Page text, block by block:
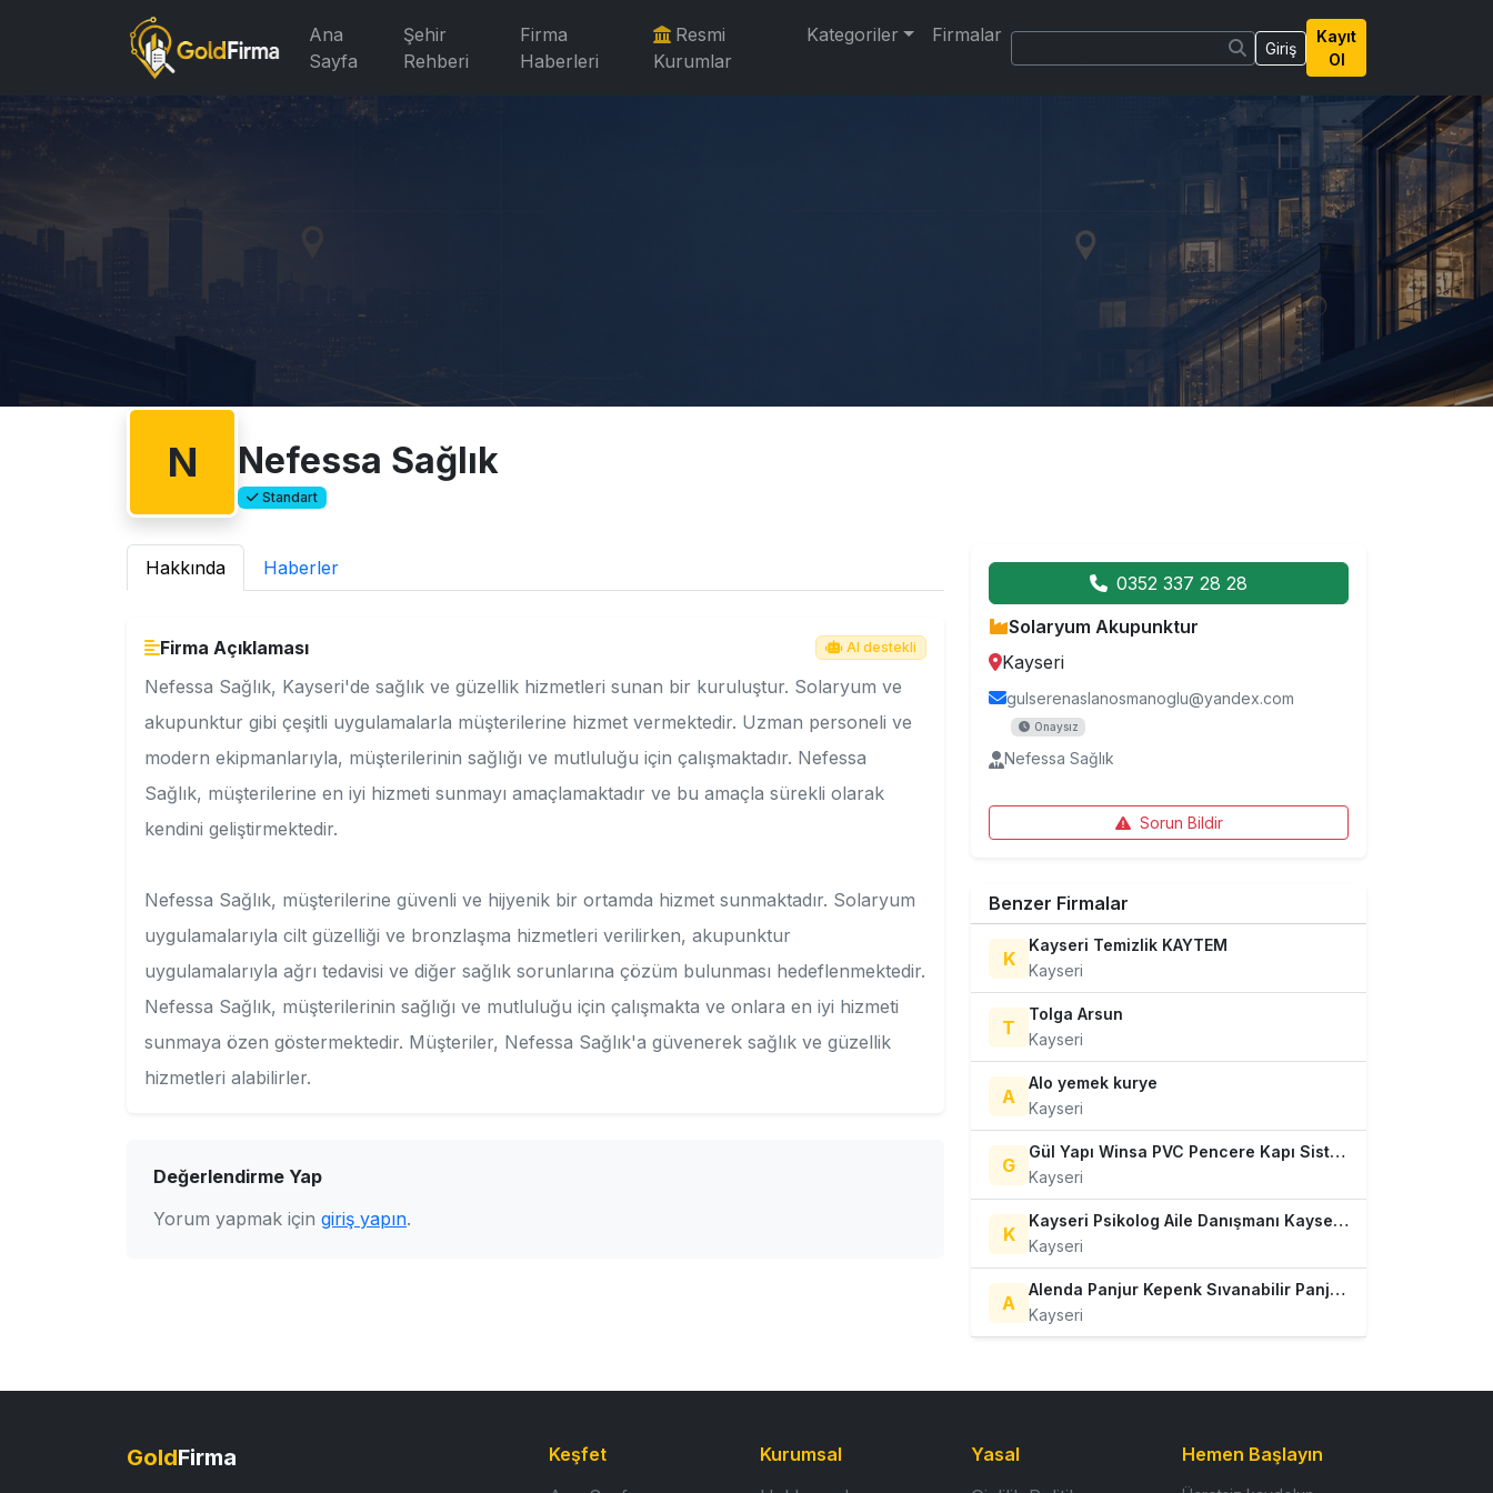
Ana
Sayfa
Şehir
Rehberi
Firma
Haberleri
Resmi
Kurumlar
Kategoriler Firmalar
Giriş
Kayıt
Ol
N Nefessa Sağlık
Standart
Hakkında Haberler
Firma Açıklaması AI destekli
Nefessa Sağlık, Kayseri'de sağlık ve güzellik hizmetleri sunan bir kuruluştur. Solaryum ve
akupunktur gibi çeşitli uygulamalarla müşterilerine hizmet vermektedir. Uzman personeli ve
modern ekipmanlarıyla, müşterilerinin sağlığı ve mutluluğu için çalışmaktadır. Nefessa
Sağlık, müşterilerine en iyi hizmeti sunmayı amaçlamaktadır ve bu amaçla sürekli olarak
kendini geliştirmektedir.
Nefessa Sağlık, müşterilerine güvenli ve hijyenik bir ortamda hizmet sunmaktadır. Solaryum
uygulamalarıyla cilt güzelliği ve bronzlaşma hizmetleri verilirken, akupunktur
uygulamalarıyla ağrı tedavisi ve diğer sağlık sorunlarına çözüm bulunması hedeflenmektedir.
Nefessa Sağlık, müşterilerinin sağlığı ve mutluluğu için çalışmakta ve onlara en iyi hizmeti
sunmaya özen göstermektedir. Müşteriler, Nefessa Sağlık'a güvenerek sağlık ve güzellik
hizmetleri alabilirler.
Değerlendirme Yap
Yorum yapmak için giriş yapın.
0352 337 28 28
Solaryum Akupunktur
Kayseri
gulserenaslanosmanoglu@yandex.com
Onaysız
Nefessa Sağlık
Sorun Bildir
Benzer Firmalar
K
Kayseri Temizlik KAYTEM
Kayseri
T
Tolga Arsun
Kayseri
A
Alo yemek kurye
Kayseri
G
Gül Yapı Winsa PVC Pencere Kapı Sistemleri Kayseri
Kayseri
K
Kayseri Psikolog Aile Danışmanı Kayseri Perspektif Pdm Klinik Psikolog Kayseri
Kayseri
A
Alenda Panjur Kepenk Sıvanabilir Panjur Kutusu Yalıtımlı Panjur Otomatik Kapı
Kayseri
GoldFirma
Keşfet
Kurumsal
Yasal
Hemen Başlayın